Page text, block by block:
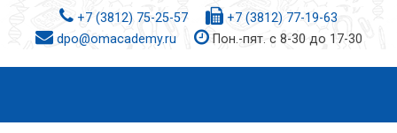
+7 (3812) 75-25-57
+7 (3812) 77-19-63
dpo@omacademy.ru
Пон.-пят. с 8-30 до 17-30